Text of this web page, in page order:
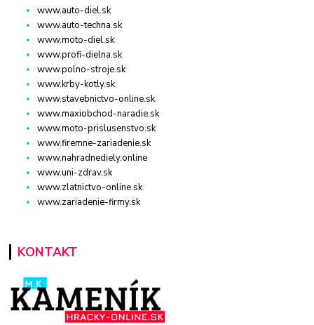
www.auto-diel.sk
www.auto-techna.sk
www.moto-diel.sk
www.profi-dielna.sk
www.polno-stroje.sk
www.krby-kotly.sk
www.stavebnictvo-online.sk
www.maxiobchod-naradie.sk
www.moto-prislusenstvo.sk
www.firemne-zariadenie.sk
www.nahradnediely.online
www.uni-zdrav.sk
www.zlatnictvo-online.sk
www.zariadenie-firmy.sk
KONTAKT